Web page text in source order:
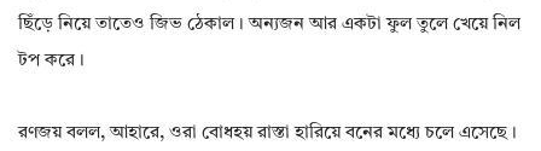
ছিঁড়ে নিয়ে তাতেও জিভ ঠেকাল। অন্যজন আর একটা ফুল তুলে খেয়ে নিল
টপ করে।
রণজয় বলল, আহারে, ওরা বোধহয় রাস্তা হারিয়ে বনের মধ্যে চলে এসেছে।